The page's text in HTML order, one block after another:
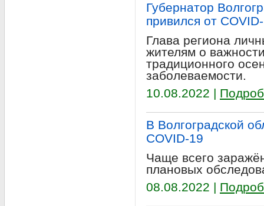
Губернатор
привился от
Глава региона
жителям о
традиционного
заболеваемости.
10.08.2022 |
В Волгоградской
COVID-19
Чаще всего
плановых
08.08.2022 |